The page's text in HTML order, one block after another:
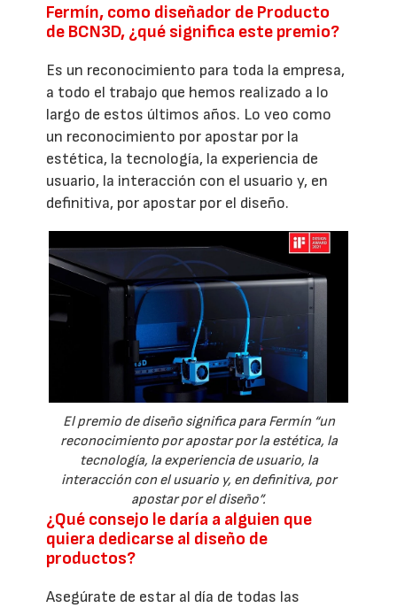
Fermín, como diseñador de Producto
de BCN3D, ¿qué significa este premio?
Es un reconocimiento para toda la empresa,
a todo el trabajo que hemos realizado a lo
largo de estos últimos años. Lo veo como
un reconocimiento por apostar por la
estética, la tecnología, la experiencia de
usuario, la interacción con el usuario y, en
definitiva, por apostar por el diseño.
El premio de diseño significa para Fermín “un
reconocimiento por apostar por la estética, la
tecnología, la experiencia de usuario, la
interacción con el usuario y, en definitiva, por
apostar por el diseño”.
¿Qué consejo le daría a alguien que
quiera dedicarse al diseño de
productos?
Asegúrate de estar al día de todas las